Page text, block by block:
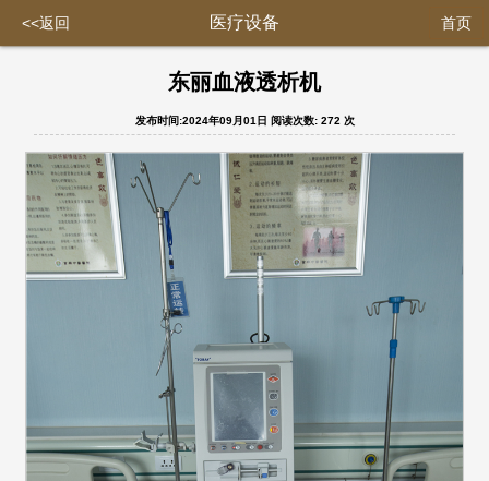
<<返回 医疗设备 首页
东丽血液透析机
发布时间:2024年09月01日 阅读次数: 272 次